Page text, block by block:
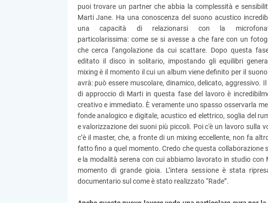
puoi trovare un partner che abbia la complessità e
Marti Jane. Ha una conoscenza del suono acustico
una capacità di relazionarsi con la
particolarissima: come se si avesse a che fare con un
che cerca l’angolazione da cui scattare. Dopo questa
editato il disco in solitario, impostando gli equilibri
mixing è il momento il cui un album viene definito per il
avrà: può essere muscolare, dinamico, delicato, aggressivo.
di approccio di Marti in questa fase del lavoro è
creativo e immediato. È veramente uno spasso osservarla
fonde analogico e digitale, acustico ed elettrico, soglia del
e valorizzazione dei suoni più piccoli. Poi c'è un lavoro sulla
c’è il master, che, a fronte di un mixing eccellente, non fa
fatto fino a quel momento. Credo che questa
e la modalità serena con cui abbiamo lavorato in studio
momento di grande gioia. L’intera sessione è stata
documentario sul come è stato realizzato “Rade”.